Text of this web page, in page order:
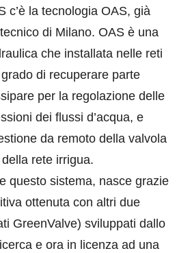
c’è la tecnologia OAS, già
di Milano. OAS è una
che installata nelle reti
di recuperare parte
per la regolazione delle
dei flussi d’acqua, e
da remoto della valvola
rete irrigua.
questo sistema, nasce grazie
ottenuta con altri due
GreenValve) sviluppati dallo
e ora in licenza ad una